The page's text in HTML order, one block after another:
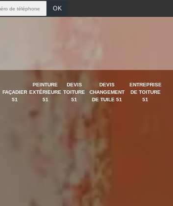
FAÇADIER
51
PEINTURE
EXTÉRIEURE
51
DEVIS
TOITURE
51
DEVIS
CHANGEMENT
DE TUILE 51
ENTREPRISE
DE TOITURE
51